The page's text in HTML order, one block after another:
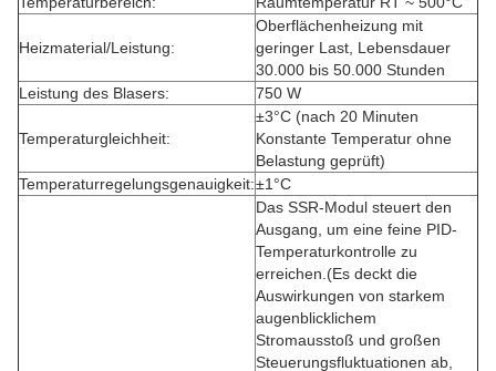
Heizmaterial/Leistung:
Oberflächenheizung mit
geringer Last, Lebensdauer
30.000 bis 50.000 Stunden
Leistung des Blasers:
750 W
Temperaturgleichheit:
±3°C (nach 20 Minuten
Konstante Temperatur ohne
Belastung geprüft)
Temperaturregelungsgenauigkeit:±1°C
Das SSR-Modul steuert den
Ausgang, um eine feine PID-
Temperaturkontrolle zu
erreichen.(Es deckt die
Auswirkungen von starkem
augenblicklichem
Stromausstoß und großen
Steuerungsfluktuationen ab,